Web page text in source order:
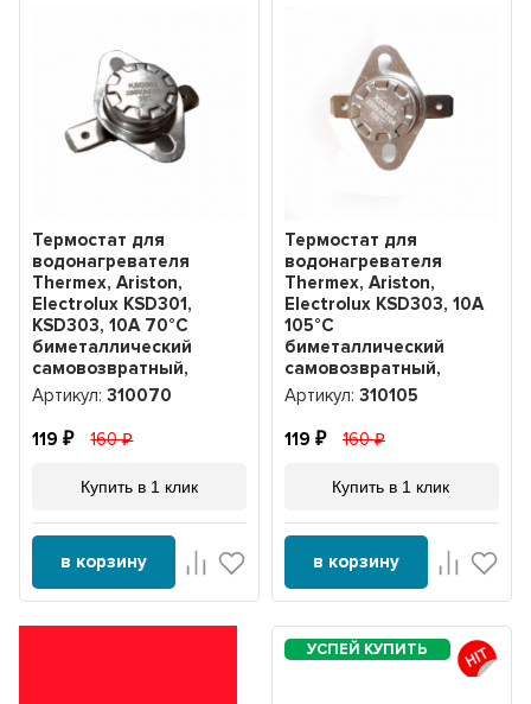
Термостат для
водонагревателя
Thermex, Ariston,
Electrolux KSD301,
KSD303, 10A 70°С
биметаллический
самовозвратный,
310070
Артикул:310070
119 160
Купить в 1 клик
в корзину
Термостат для
водонагревателя
Thermex, Ariston,
Electrolux KSD303, 10A
105°С
биметаллический
самовозвратный,
310105
Артикул: 310105
119 160
Купить в 1 клик
в корзину